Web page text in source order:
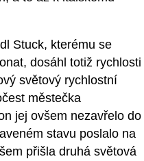
Stuck, kterému se
dosáhl totiž rychlosti
světový rychlostní
městečka
jej ovšem nezavřelo do
stavu poslalo na
přišla druhá světová